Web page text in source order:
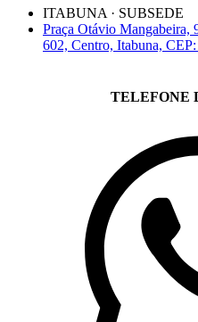
ITABUNA · SUBSEDE
Praça Otávio Mangabeira,
602, Centro, Itabuna,
TELEFONE